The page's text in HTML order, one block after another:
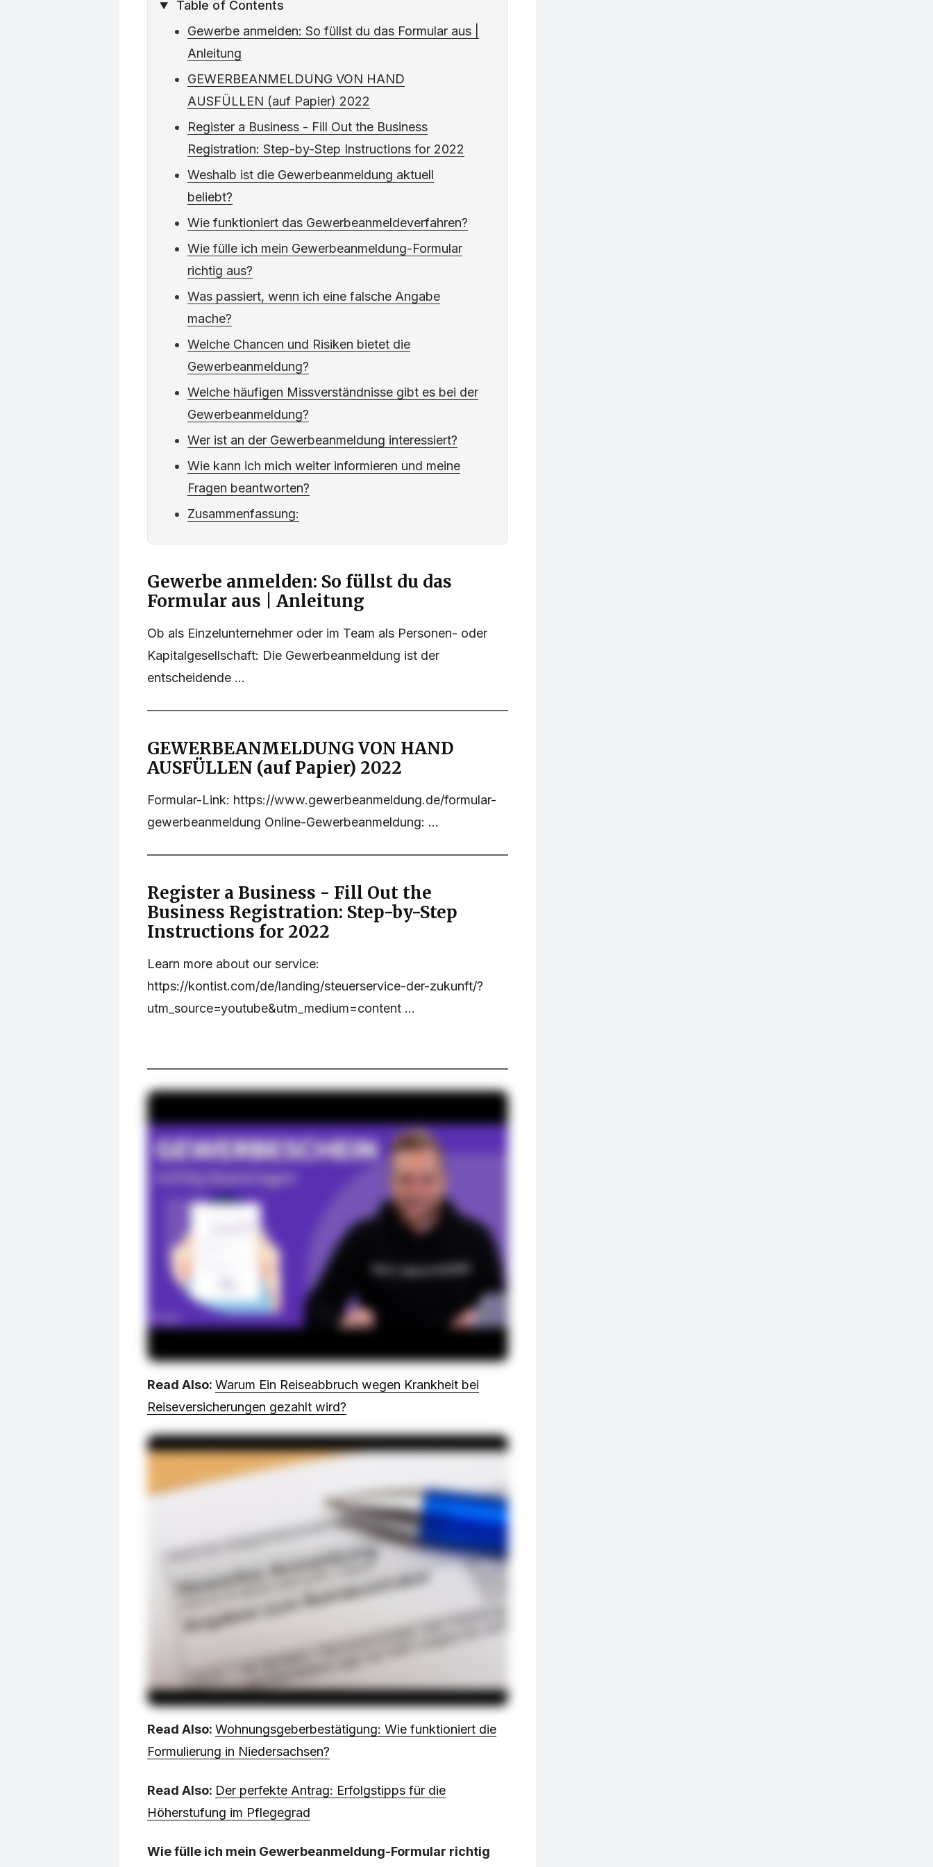
Table of Contents
Gewerbe anmelden: So füllst du das Formular aus |
Anleitung
GEWERBEANMELDUNG VON HAND
AUSFÜLLEN (auf Papier) 2022
Register a Business - Fill Out the Business
Registration: Step-by-Step Instructions for 2022
Weshalb ist die Gewerbeanmeldung aktuell
beliebt?
Wie funktioniert das Gewerbeanmeldeverfahren?
Wie fülle ich mein Gewerbeanmeldung-Formular
richtig aus?
Was passiert, wenn ich eine falsche Angabe
mache?
Welche Chancen und Risiken bietet die
Gewerbeanmeldung?
Welche häufigen Missverständnisse gibt es bei der
Gewerbeanmeldung?
Wer ist an der Gewerbeanmeldung interessiert?
Wie kann ich mich weiter informieren und meine
Fragen beantworten?
Zusammenfassung:
Gewerbe anmelden: So füllst du das
Formular aus | Anleitung
Ob als Einzelunternehmer oder im Team als Personen- oder
Kapitalgesellschaft: Die Gewerbeanmeldung ist der
entscheidende ...
GEWERBEANMELDUNG VON HAND
AUSFÜLLEN (auf Papier) 2022
Formular-Link: https://www.gewerbeanmeldung.de/formular-
gewerbeanmeldung Online-Gewerbeanmeldung: ...
Register a Business - Fill Out the
Business Registration: Step-by-Step
Instructions for 2022
Learn more about our service:
https://kontist.com/de/landing/steuerservice-der-zukunft/?
utm_source=youtube&utm_medium=content ...
Read Also: Warum Ein Reiseabbruch wegen Krankheit bei
Reiseversicherungen gezahlt wird?
Read Also: Wohnungsgeberbestätigung: Wie funktioniert die
Formulierung in Niedersachsen?
Read Also: Der perfekte Antrag: Erfolgstipps für die
Höherstufung im Pflegegrad
Wie fülle ich mein Gewerbeanmeldung-Formular richtig